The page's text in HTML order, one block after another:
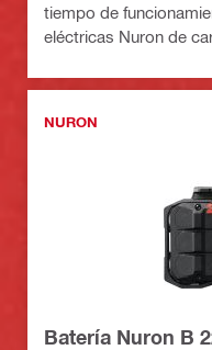
tiempo de
eléctricas Nuron de
NURON
Batería Nuron B